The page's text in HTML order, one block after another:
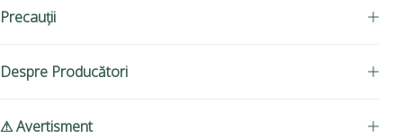
Precauții
Despre Producători
⚠ Avertisment